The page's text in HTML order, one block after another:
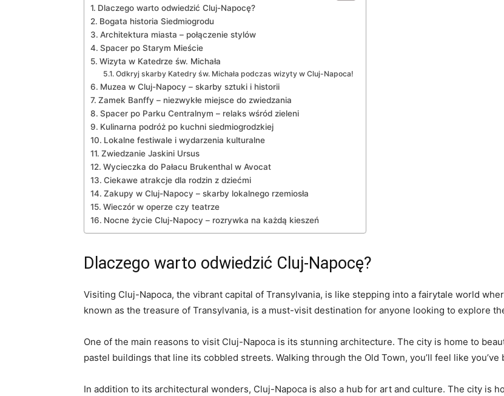
Dlaczego ⁤warto odwiedzić Cluj-Napocę?
Bogata historia Siedmiogrodu
Architektura miasta – połączenie stylów
Spacer po Starym‍ Mieście
Wizyta w Katedrze św. Michała
Odkryj skarby Katedry św. Michała podczas wizyty w Cluj-Napoca!
Muzea w Cluj-Napocy – skarby sztuki i historii
Zamek‍ Banffy – niezwykłe miejsce do zwiedzania
Spacer po Parku Centralnym – relaks wśród zieleni
Kulinarna podróż po kuchni siedmiogrodzkiej
Lokalne festiwale i wydarzenia kulturalne
Zwiedzanie ⁤Jaskini Ursus
Wycieczka do ⁣Pałacu ‌Brukenthal w Avocat
Ciekawe atrakcje ‌dla‌ rodzin z dziećmi
Zakupy w Cluj-Napocy – skarby lokalnego rzemiosła
Wieczór w operze czy teatrze
Nocne życie Cluj-Napocy – rozrywka na każdą kieszeń
Dlaczego ⁤warto odwiedzić Cluj-Napocę?
Visiting Cluj-Napoca, the vibrant capital of Transylvania, is like stepping into a fairytale world
known as the treasure of Transylvania, is a must-visit ⁤destination for anyone looking to explore
One of the ​main reasons to visit Cluj-Napoca is ​its ⁢stunning architecture. The city is home to
pastel⁣ buildings that line⁢ its cobbled streets. Walking through ⁣the⁤ Old⁤ Town, you’ll feel like
In addition to its⁣ architectural wonders, Cluj-Napoca is also ⁤a hub for art and culture. The city is​